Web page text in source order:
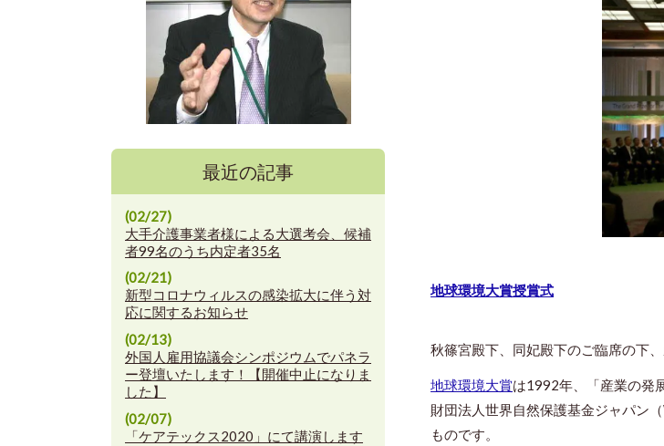
地球環境大賞授賞式
秋篠宮殿下、同妃殿下のご臨席の下
地球環境大賞は1992年、「産業の発
財団法人世界自然保護基金ジャパン
ものです。
最近の記事
(02/27)
大手介護事業者様による大選考会、候補
者99名のうち内定者35名
(02/21)
新型コロナウィルスの感染拡大に伴う対
応に関するお知らせ
(02/13)
外国人雇用協議会シンポジウムでパネラ
ー登壇いたします！【開催中止になりま
した】
(02/07)
「ケアテックス2020」にて講演します